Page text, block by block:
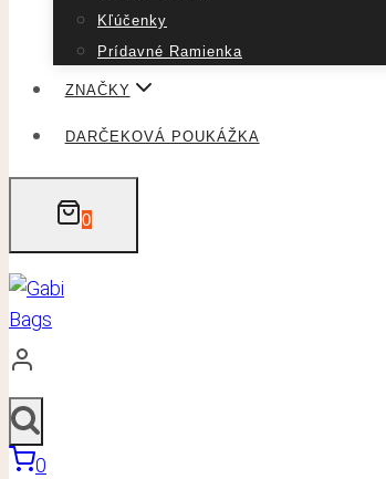
Kľúčenky
Prídavné Ramienka
ZNAČKY
DARČEKOVÁ POUKÁŽKA
0
0